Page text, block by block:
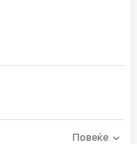
Повеќе